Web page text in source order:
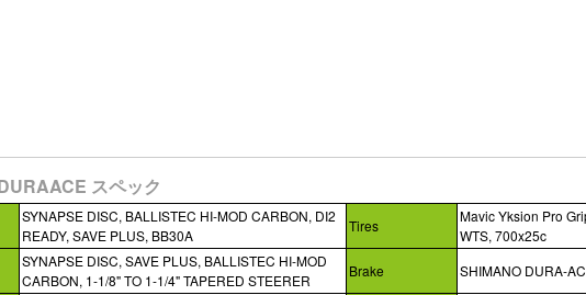
スペック
SYNAPSE DISC, BALLISTEC HI-MOD CARBON, DI2
READY, SAVE PLUS, BB30A
Tires
Mavic Yksion Pro
WTS, 700x25c
SYNAPSE DISC, SAVE PLUS, BALLISTEC HI-MOD
CARBON, 1-1/8" TO 1-1/4" TAPERED STEERER
Brake SHIMANO DURA-